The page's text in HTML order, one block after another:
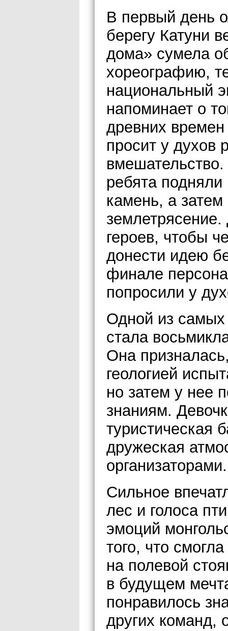
В первый день
берегу Катуни
дома» сумела
хореографию,
национальный
напоминает о
древних времен
просит у духов
ребята
камень, а
героев, чтобы
донести идею
финале
попросили у
Одной из самых
стала
Она
геологией
но затем у нее
знаниям.
туристическая
дружеская
организаторами.
Сильное
лес и голоса
эмоций
того, что
на полевой
в будущем
понравилось
других команд,